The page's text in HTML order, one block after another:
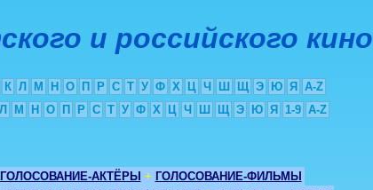
и российского кино
К Л М Н О П Р С Т У Ф Х Ц Ч Ш Щ Э Ю Я
A-Z
Л М Н О П Р С Т У Ф Х Ц Ч Ш Щ Э Ю Я 1-9 A-Z
ГОЛОСОВАНИЕ-АКТЁРЫ + ГОЛОСОВАНИЕ-ФИЛЬМЫ